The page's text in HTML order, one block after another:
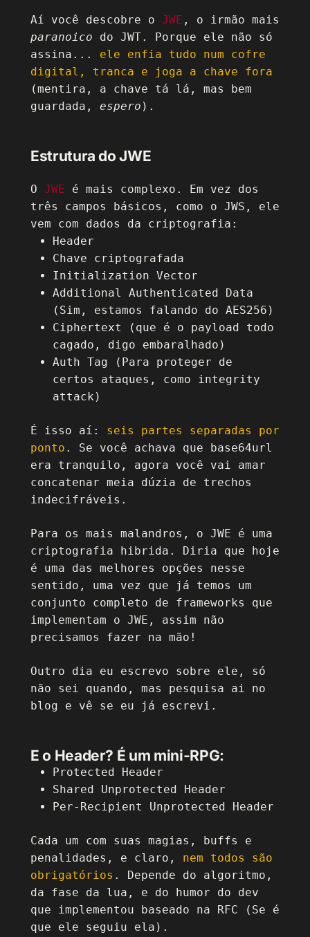
Aí você descobre o JWE , o irmão mais
paranoico do JWT. Porque ele não só
assina... ele enfia tudo num cofre
digital, tranca e joga a chave fora
(mentira, a chave tá lá, mas bem
guardada, espero ).
Estrutura do JWE
O JWE é mais complexo. Em vez dos
três campos básicos, como o JWS, ele
vem com dados da criptografia:
Header
Chave criptografada
Initialization Vector
Additional Authenticated Data
(Sim, estamos falando do AES256)
Ciphertext (que é o payload todo
cagado, digo embaralhado)
Auth Tag (Para proteger de
certos ataques, como integrity
attack)
É isso aí: seis partes separadas por
ponto . Se você achava que base64url
era tranquilo, agora você vai amar
concatenar meia dúzia de trechos
indecifráveis.
Para os mais malandros, o JWE é uma
criptografia hibrida. Diria que hoje
é uma das melhores opções nesse
sentido, uma vez que já temos um
conjunto completo de frameworks que
implementam o JWE, assim não
precisamos fazer na mão!
Outro dia eu escrevo sobre ele, só
não sei quando, mas pesquisa ai no
blog e vê se eu já escrevi.
E o Header? É um mini-RPG:
Protected Header
Shared Unprotected Header
Per-Recipient Unprotected Header
Cada um com suas magias, buffs e
penalidades, e claro, nem todos são
obrigatórios . Depende do algoritmo,
da fase da lua, e do humor do dev
que implementou baseado na RFC (Se é
que ele seguiu ela).